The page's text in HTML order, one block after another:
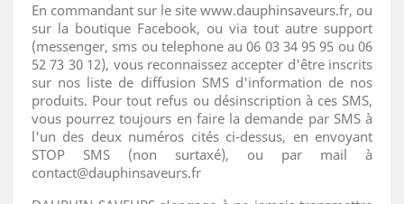
En commandant sur le site www.dauphinsaveurs.fr, ou
sur la boutique Facebook, ou via tout autre support
(messenger, sms ou telephone au 06 03 34 95 95 ou 06
52 73 30 12), vous reconnaissez accepter d'être inscrits
sur nos liste de diffusion SMS d'information de nos
produits. Pour tout refus ou désinscription à ces SMS,
vous pourrez toujours en faire la demande par SMS à
l'un des deux numéros cités ci-dessus, en envoyant
STOP SMS (non surtaxé), ou par mail à
contact@dauphinsaveurs.fr